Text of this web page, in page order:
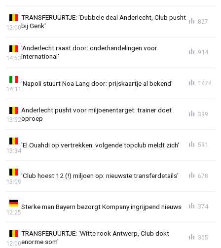
TRANSFERUURTJE: 'Dubbele deal Anderlecht, Club pusht
bij Genk'
12:00
827
'Anderlecht raast door: onderhandelingen voor
international'
14:53
914
'Napoli stuurt Noa Lang door: prijskaartje al bekend'
14:11
1474
Anderlecht pusht voor miljoenentarget: trainer doet
oproep
13:52
399
'El Ouahdi op vertrekken: volgende topclub meldt zich'
13:34
591
'Club hoest 12 (!) miljoen op: nieuwste transferdetails'
13:09
678
Sterke man Bayern bezorgt Kompany ingrijpend nieuws
12:25
374
TRANSFERUURTJE: 'Witte rook Antwerp, Club dokt
enorme som'
12:00
305